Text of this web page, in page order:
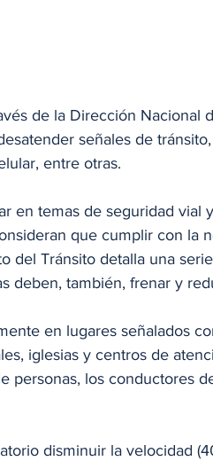
de la Dirección Nacional
señales de
entre otras.
en temas de seguridad vial
que cumplir con la
del Tránsito detalla una
deben, también, frenar y
en lugares señalados
iglesias y centros de
personas, los conductores
disminuir la velocidad